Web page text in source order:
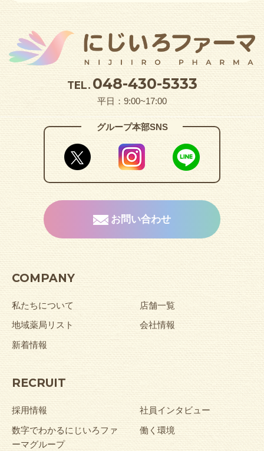
TEL. 048-430-5333
平日：9:00~17:00
グループ本部SNS
お問い合わせ
COMPANY
私たちについて
店舗一覧
地域薬局リスト
会社情報
新着情報
RECRUIT
採用情報
社員インタビュー
数字でわかるにじいろファ
ーマグループ
働く環境